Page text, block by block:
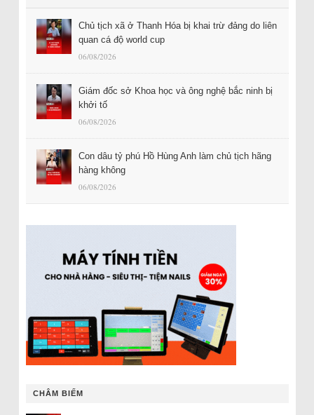
Chủ tịch xã ở Thanh Hóa bị khai trừ đảng do liên
quan cá độ world cup
06/08/2026
Giám đốc sở Khoa học và ông nghệ bắc ninh bị
khởi tố
06/08/2026
Con dâu tỷ phú Hồ Hùng Anh làm chủ tịch hãng
hàng không
06/08/2026
CHÂM BIẾM